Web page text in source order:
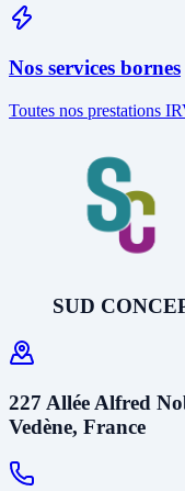
Nos services bornes
Toutes nos prestations
SUD
227 Allée Alfred
Vedène, France